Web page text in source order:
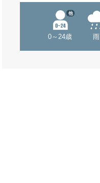
0～24歳
他
雨